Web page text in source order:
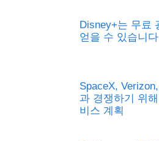
Disney+는 무료
얻을 수 있습니다
SpaceX,
과 경쟁하기 위
비스 계획